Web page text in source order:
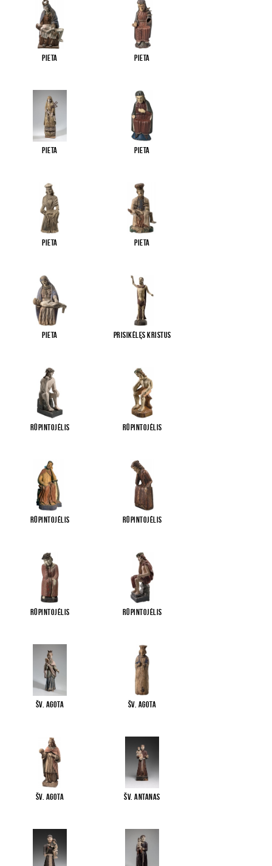
Pieta Pieta
Pieta Pieta
Pieta Pieta
Pieta Prisikėlęs Kristus
Rūpintojėlis Rūpintojėlis
Rūpintojėlis Rūpintojėlis
Rūpintojėlis Rūpintojėlis
Šv. Agota Šv. Agota
Šv. Agota Šv. Antanas